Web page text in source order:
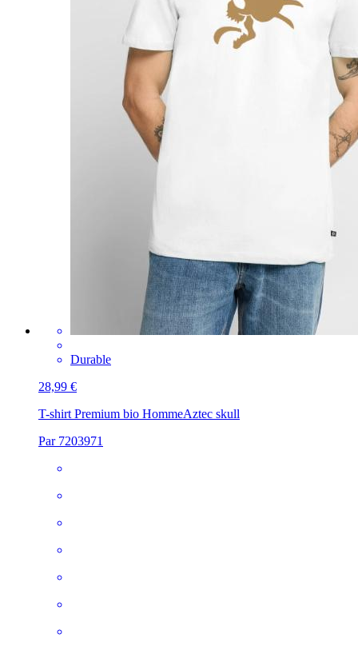
Durable
28,99 €
T-shirt Premium bio HommeAztec skull
Par 7203971